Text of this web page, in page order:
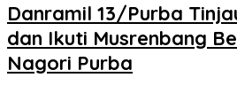
Danramil 13/Purba
dan Ikuti Musrenbang
Nagori Purba